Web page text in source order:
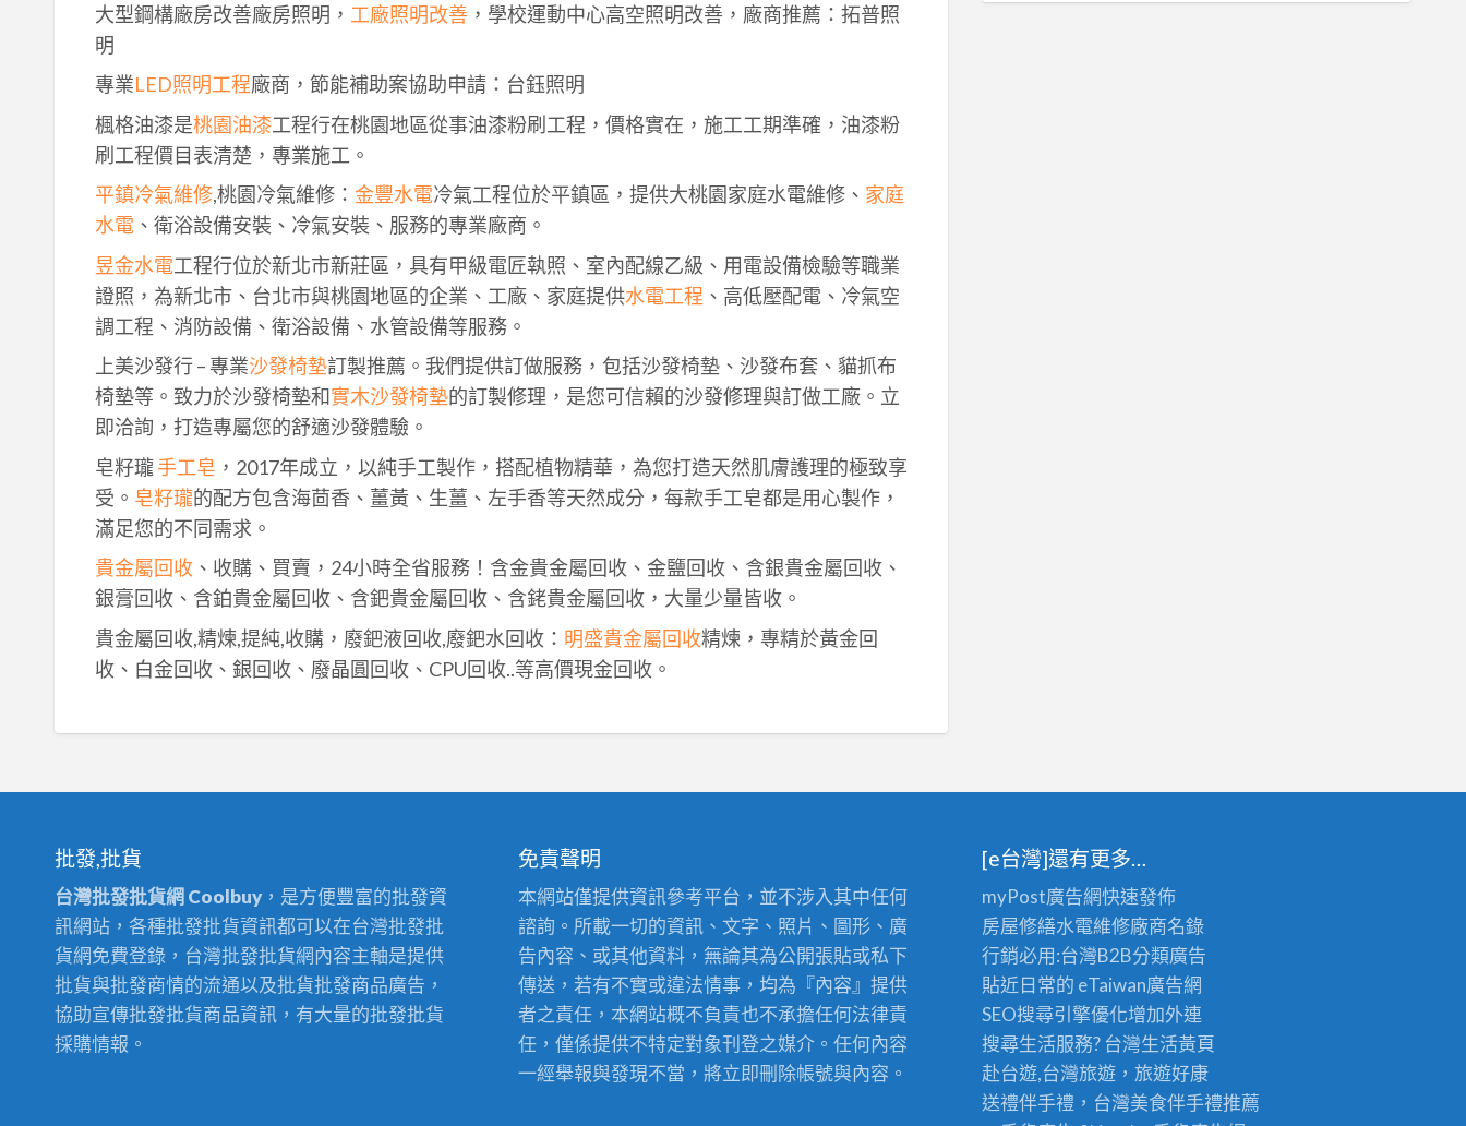
大型鋼構廠房改善廠房照明， 工廠照明改善，學校運動中心高空照明改善，廠商推薦：拓普照
明
專業LED照明工程廠商，節能補助案協助申請：台鈺照明
楓格油漆是桃園油漆工程行在桃園地區從事油漆粉刷工程，價格實在，施工工期準確，油漆粉
刷工程價目表清楚，專業施工。
平鎮冷氣維修,桃園冷氣維修： 金豐水電冷氣工程位於平鎮區，提供大桃園家庭水電維修、 家庭
水電、衛浴設備安裝、冷氣安裝、服務的專業廠商。
昱金水電工程行位於新北市新莊區，具有甲級電匠執照、室內配線乙級、用電設備檢驗等職業
證照，為新北市、台北市與桃園地區的企業、工廠、家庭提供水電工程 、高低壓配電、冷氣空
調工程、消防設備、衛浴設備、水管設備等服務。
上美沙發行 – 專業沙發椅墊訂製推薦。我們提供訂做服務，包括沙發椅墊、沙發布套、貓抓布
椅墊等。致力於沙發椅墊和實木沙發椅墊的訂製修理，是您可信賴的沙發修理與訂做工廠。立
即洽詢，打造專屬您的舒適沙發體驗。
皂籽瓏手工皂 ，2017年成立，以純手工製作，搭配植物精華，為您打造天然肌膚護理的極致享
受。 皂籽瓏的配方包含海茴香、薑黃、生薑、左手香等天然成分，每款手工皂都是用心製作，
滿足您的不同需求。
貴金屬回收、收購、買賣，24小時全省服務！含金貴金屬回收、金鹽回收、含銀貴金屬回收、
銀膏回收、含鉑貴金屬回收、含鈀貴金屬回收、含銠貴金屬回收，大量少量皆收。
貴金屬回收,精煉,提純,收購，廢鈀液回收,廢鈀水回收： 明盛貴金屬回收精煉，專精於黃金回
收、白金回收、銀回收、廢晶圓回收、CPU回收..等高價現金回收。
批發,批貨
台灣批發批貨網 Coolbuy ，是方便豐富的批發資
訊網站，各種批發批貨資訊都可以在台灣批發批
貨網免費登錄，台灣批發批貨網內容主軸是提供
批貨與批發商情的流通以及批貨批發商品廣告，
協助宣傳批發批貨商品資訊，有大量的批發批貨
採購情報。
免責聲明
本網站僅提供資訊參考平台，並不涉入其中任何
諮詢。所載一切的資訊、文字、照片、圖形、廣
告內容、或其他資料，無論其為公開張貼或私下
傳送，若有不實或違法情事，均為『內容』提供
者之責任，本網站概不負責也不承擔任何法律責
任，僅係提供不特定對象刊登之媒介。任何內容
一經舉報與發現不當，將立即刪除帳號與內容。
[e台灣]還有更多…
myPost廣告網快速發佈
房屋修繕水電維修廠商名錄
行銷必用:台灣B2B分類廣告
貼近日常的 eTaiwan廣告網
SEO搜尋引擎優化增加外連
搜尋生活服務? 台灣生活黃頁
赴台遊,台灣旅遊 ，旅遊好康
送禮伴手禮，台灣美食伴手禮推薦